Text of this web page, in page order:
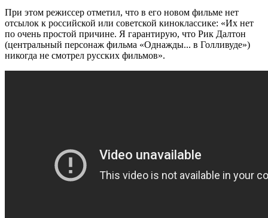
При этом режиссер отметил, что в его новом фильме нет
отсылок к российской или советской киноклассике: «Их нет
по очень простой причине. Я гарантирую, что Рик Далтон
(центральный персонаж фильма «Однажды... в Голливуде»)
никогда не смотрел русских фильмов».